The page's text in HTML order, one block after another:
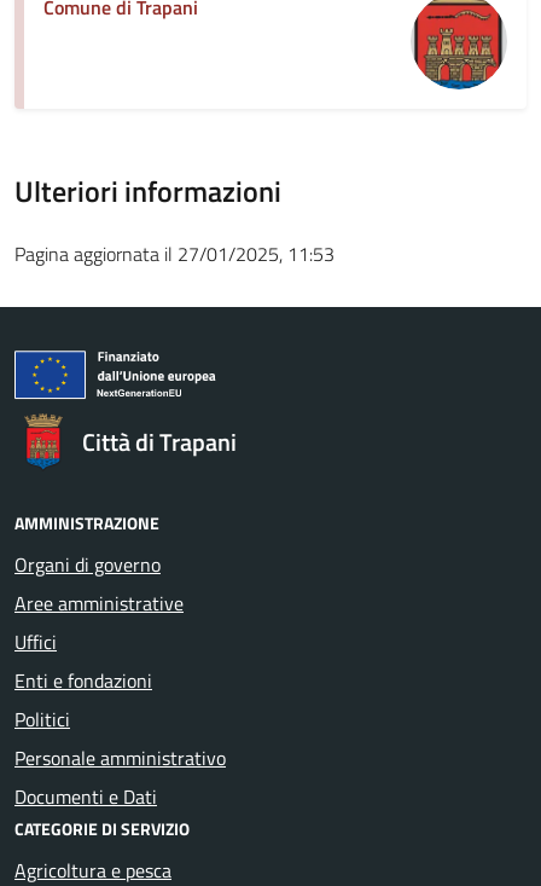
Comune di Trapani
Ulteriori informazioni
Pagina aggiornata il 27/01/2025, 11:53
Città di Trapani
AMMINISTRAZIONE
Organi di governo
Aree amministrative
Uffici
Enti e fondazioni
Politici
Personale amministrativo
Documenti e Dati
CATEGORIE DI SERVIZIO
Agricoltura e pesca